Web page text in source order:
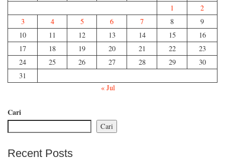
1
2
3
4 5 6 7 8
9
10
11 12 13 14 15
16
17
18 19 20 21 22
23
24
25 26 27 28 29
30
31
« Jul
Cari
Cari
Recent Posts